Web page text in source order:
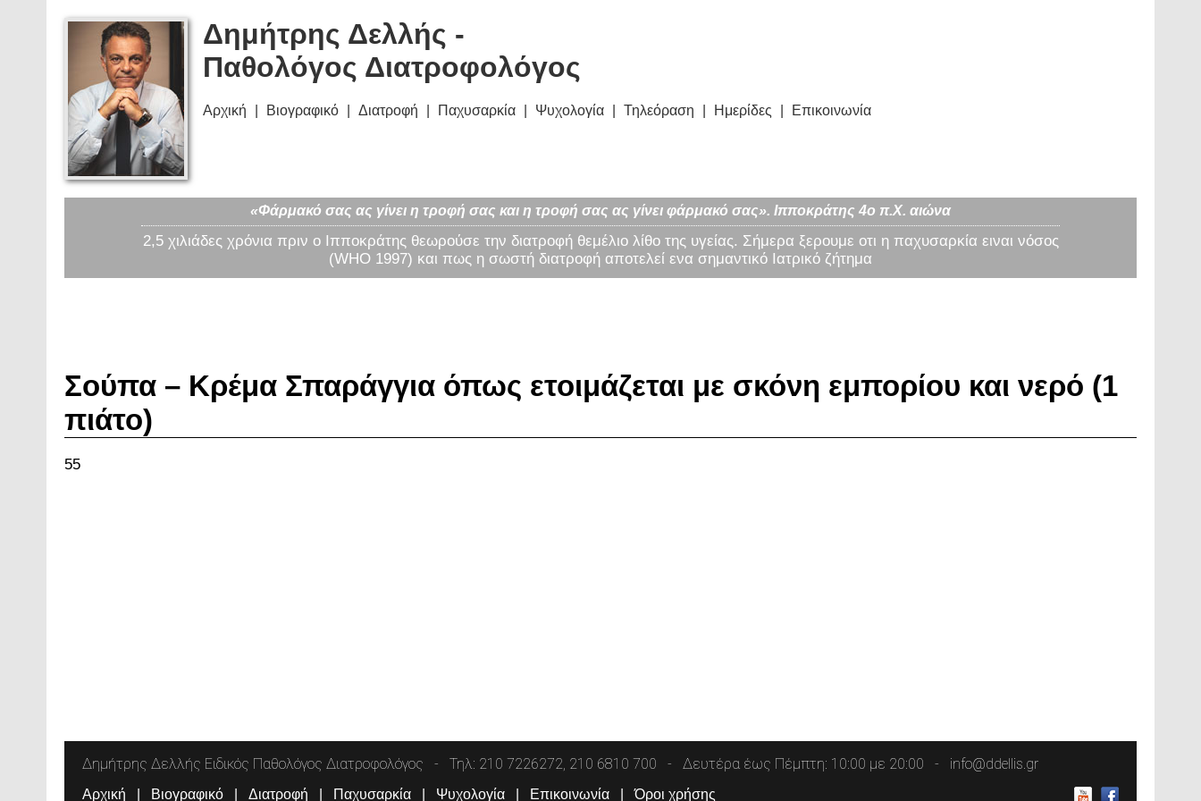
Δημήτρης Δελλής -
Παθολόγος Διατροφολόγος
Αρχική Βιογραφικό Διατροφή Παχυσαρκία Ψυχολογία Τηλεόραση Ημερίδες Επικοινωνία
«Φάρμακό σας ας γίνει η τροφή σας και η τροφή σας ας γίνει φάρμακό σας». Ιπποκράτης 4ο π.Χ. αιώνα
2,5 χιλιάδες χρόνια πριν ο Ιπποκράτης θεωρούσε την διατροφή θεμέλιο λίθο της υγείας. Σήμερα ξερουμε οτι η παχυσαρκία ειναι νόσος
(WHO 1997) και πως η σωστή διατροφή αποτελεί ενα σημαντικό Ιατρικό ζήτημα
Σούπα – Κρέμα Σπαράγγια όπως ετοιμάζεται με σκόνη εμπορίου και νερό (1
πιάτο)
55
Δημήτρης Δελλής Ειδικός Παθολόγος Διατροφολόγος Τηλ: 210 7226272, 210 6810 700 Δευτέρα έως Πέμπτη: 10:00 με 20:00 info@ddellis.gr
Αρχική Βιογραφικό Διατροφή Παχυσαρκία Ψυχολογία Επικοινωνία Όροι χρήσης